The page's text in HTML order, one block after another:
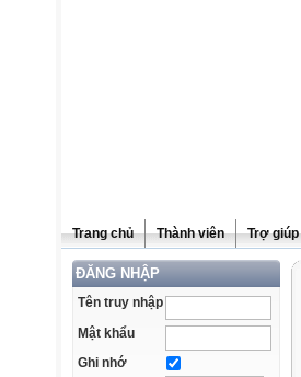
Trang chủ Thành viên Trợ giúp
ĐĂNG NHẬP
Tên truy nhập
Mật khẩu
Ghi nhớ